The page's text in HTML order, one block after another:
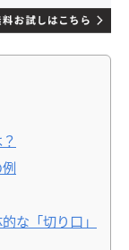
な「切り口」